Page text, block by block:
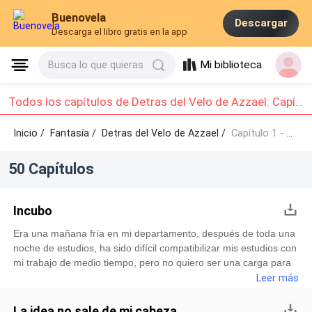
Buenovela
Descarga el libro gratis en la app
Descargar
Busca lo que quieras Mi biblioteca
Todos los capítulos de Detras del Velo de Azzael: Capítulo 1 - Capítulo 10
Inicio / Fantasía/Detras del Velo de Azzael / Capítulo 1 - Capítulo 10
50 Capítulos
Incubo
Era una mañana fría en mi departamento, después de toda una
noche de estudios, ha sido difícil compatibilizar mis estudios con
mi trabajo de medio tiempo, pero no quiero ser una carga para
mis padres, se esfuerzan demasiado por mí, quiero terminar
ella será la doctora de la familia.Hoy tengo turno en la tienda y
Leer más